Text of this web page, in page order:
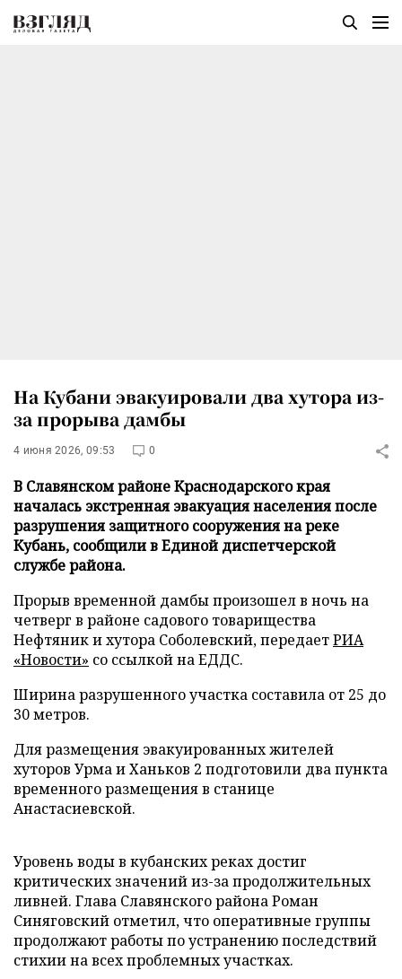
На Кубани эвакуировали два хутора из-
за прорыва дамбы
4 июня 2026, 09:53 0
В Славянском районе Краснодарского края
началась экстренная эвакуация населения после
разрушения защитного сооружения на реке
Кубань, сообщили в Единой диспетчерской
службе района.
Прорыв временной дамбы произошел в ночь на
четверг в районе садового товарищества
Нефтяник и хутора Соболевский, передаетРИА
«Новости» со ссылкой на ЕДДС.
Ширина разрушенного участка составила от 25 до
30 метров.
Для размещения эвакуированных жителей
хуторов Урма и Ханьков 2 подготовили два пункта
временного размещения в станице
Анастасиевской.
Уровень воды в кубанских реках достиг
критических значений из-за продолжительных
ливней. Глава Славянского района Роман
Синяговский отметил, что оперативные группы
продолжают работы по устранению последствий
стихии на всех проблемных участках.